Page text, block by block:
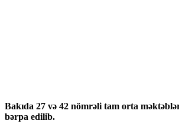
Bakıda 27 və 42 nömrəli tam orta
bərpa edilib.